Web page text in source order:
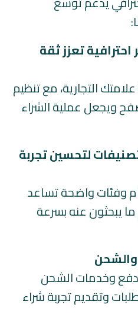
تعزز ثقة
التجارية، مع تنظيم
ويجعل عملية الشراء
لتحسين تجربة
وفئات واضحة تساعد
يبحثون عنه بسرعة
وخدمات الشحن
وتقديم تجربة شراء